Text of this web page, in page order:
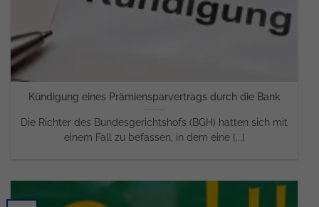
Kündigung eines Prämiensparvertrags durch die Bank
Die Richter des Bundesgerichtshofs (BGH) hatten sich mit
einem Fall zu befassen, in dem eine [...]